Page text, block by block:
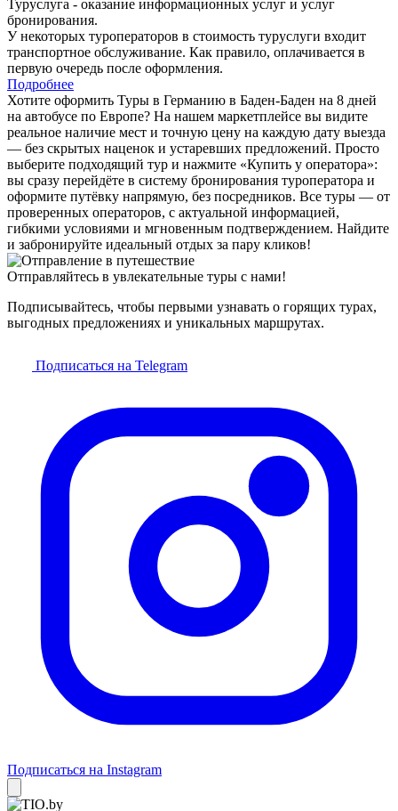
Туруслуга - оказание информационных услуг и услуг
бронирования.
У некоторых туроператоров в стоимость туруслуги входит
транспортное обслуживание. Как правило, оплачивается в
первую очередь после оформления.
Подробнее
Хотите оформить Туры в Германию в Баден-Баден на 8 дней
на автобусе по Европе? На нашем маркетплейсе вы видите
реальное наличие мест и точную цену на каждую дату выезда
— без скрытых наценок и устаревших предложений. Просто
выберите подходящий тур и нажмите «Купить у оператора»:
вы сразу перейдёте в систему бронирования туроператора и
оформите путёвку напрямую, без посредников. Все туры — от
проверенных операторов, с актуальной информацией,
гибкими условиями и мгновенным подтверждением. Найдите
и забронируйте идеальный отдых за пару кликов!
Отправляйтесь в увлекательные туры с нами!
Подписывайтесь, чтобы первыми узнавать о горящих турах,
выгодных предложениях и уникальных маршрутах.
Подписаться на Telegram
Подписаться на Instagram